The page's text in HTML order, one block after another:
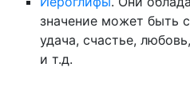
значение может быть
удача, счастье,
и т.д.